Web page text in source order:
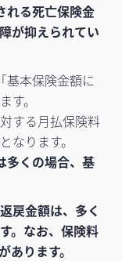
れる死亡保険金
が抑えられてい
本保険金額に
す。
する月払保険料
ります。
多くの場合、基
戻金額は、多く
。なお、保険料
ります。